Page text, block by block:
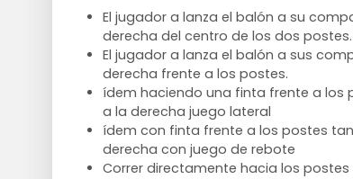
El jugador a lanza el balón a su
derecha del centro de los dos postes.
El jugador a lanza el balón a sus
derecha frente a los postes.
ídem haciendo una finta frente a los
a la derecha juego lateral
ídem con finta frente a los postes
derecha con juego de rebote
Correr directamente hacia los